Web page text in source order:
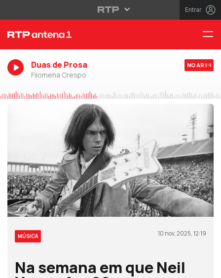
Entrar
Duas de Prosa
Filomena Crespo
NO AR
MÚSICA 10 nov, 2025, 12:19
Na semana em que Neil